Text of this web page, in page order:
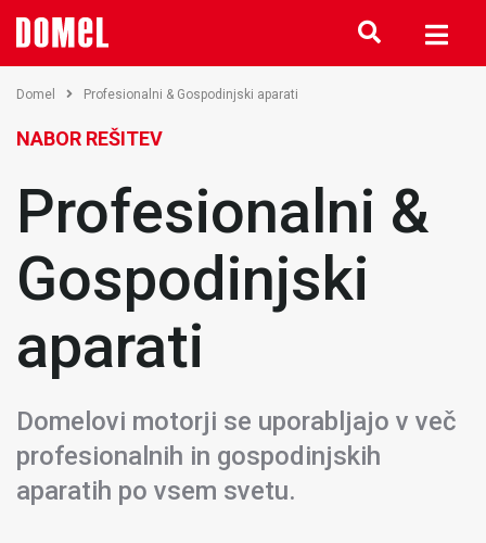
Domel Profesionalni & Gospodinjski aparati
NABOR REŠITEV
Profesionalni &
Gospodinjski
aparati
Domelovi motorji se uporabljajo v več
profesionalnih in gospodinjskih
aparatih po vsem svetu.